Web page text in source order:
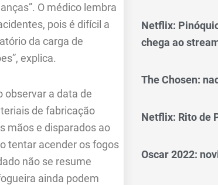
O médico lembra
pois é difícil a
da carga de
explica.
observar a data de
de fabricação
mãos e disparados ao
tentar acender os fogos
não se resume
ainda podem
Netflix:
chega ao
The Chosen:
Netflix: Rito de
Oscar 2022: